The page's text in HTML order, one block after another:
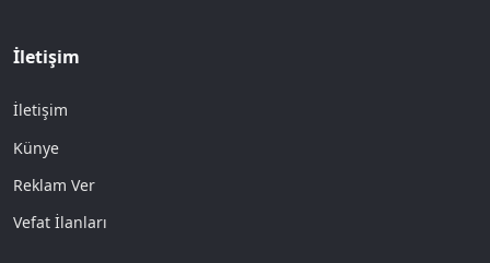
İletişim
İletişim
Künye
Reklam Ver
Vefat İlanları